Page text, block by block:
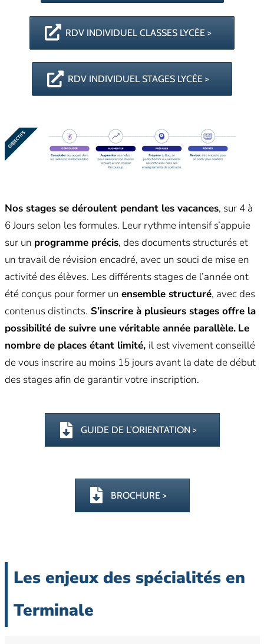
RDV INDIVIDUEL CLASSES LYCÉE >
RDV INDIVIDUEL STAGES LYCÉE >
Nos stages se déroulent pendant les vacances, sur 4 à
6 Jours selon les formules. Leur rythme intensif s’appuie
sur un programme précis, des documents structurés et
un travail de révision encadré, avec un souci de mise en
activité des élèves. Les différents stages de l’année ont
été conçus pour former un ensemble structuré, avec des
contenus distincts. S’inscrire à plusieurs stages offre la
possibilité de suivre une véritable année parallèle. Le
nombre de places étant limité, il est vivement conseillé
de vous inscrire au moins 15 jours avant la date de début
des stages afin de garantir votre inscription.
GUIDE DE L'ORIENTATION >
BROCHURE >
Les enjeux des spécialités en
Terminale